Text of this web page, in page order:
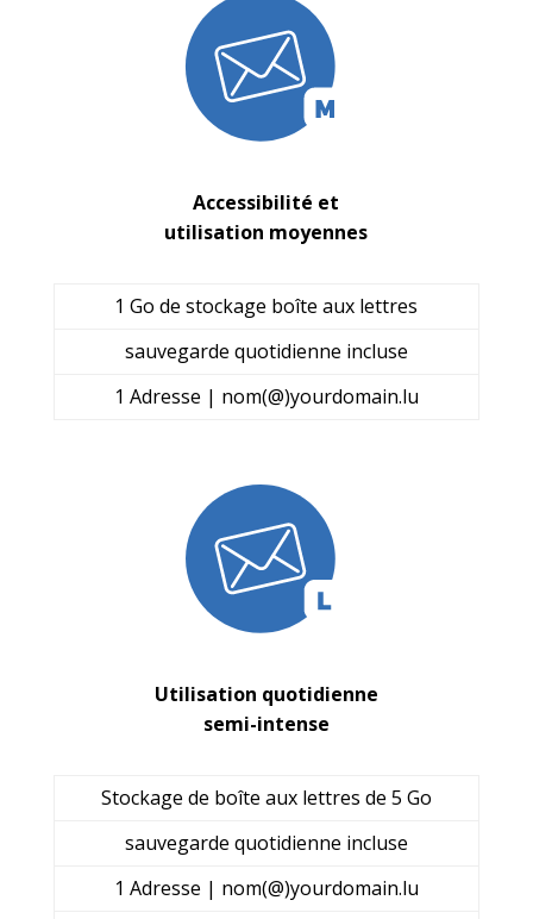
Accessibilité et
utilisation moyennes
1 Go de stockage boîte aux lettres
sauvegarde quotidienne incluse
1 Adresse | nom(@)yourdomain.lu
Utilisation quotidienne
semi-intense
Stockage de boîte aux lettres de 5 Go
sauvegarde quotidienne incluse
1 Adresse | nom(@)yourdomain.lu